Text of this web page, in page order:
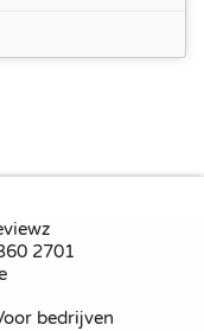
2701
bedrijven